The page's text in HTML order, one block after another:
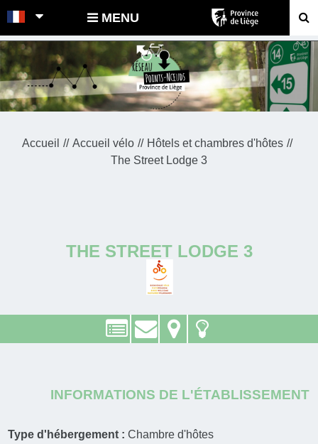
POINTS-NOEUDS MENU
Accueil Accueil vélo
Hôtels et chambres d'hôtes
The Street Lodge 3
THE STREET LODGE 3
INFORMATIONS DE L'ÉTABLISSEMENT
Type d'hébergement :Chambre d'hôtes